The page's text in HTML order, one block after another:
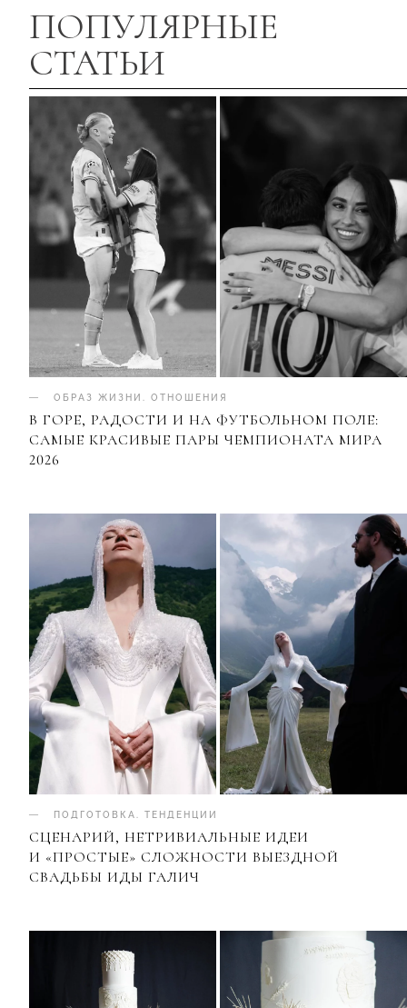
ПОПУЛЯРНЫЕ
СТАТЬИ
ОБРАЗ ЖИЗНИ ОТНОШЕНИЯ
В ГОРЕ, РАДОСТИ И НА ФУТБОЛЬНОМ ПОЛЕ:
САМЫЕ КРАСИВЫЕ ПАРЫ ЧЕМПИОНАТА МИРА
2026
ПОДГОТОВКА ТЕНДЕНЦИИ
СЦЕНАРИЙ, НЕТРИВИАЛЬНЫЕ ИДЕИ
И «ПРОСТЫЕ» СЛОЖНОСТИ ВЫЕЗДНОЙ
СВАДЬБЫ ИДЫ ГАЛИЧ